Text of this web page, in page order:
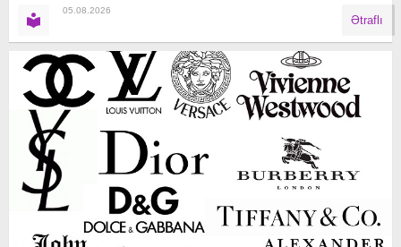
05.08.2026
Ətraflı